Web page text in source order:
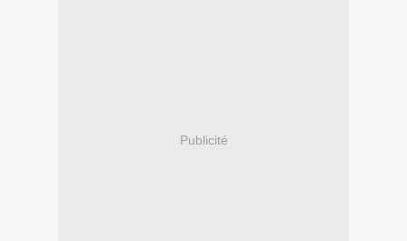
Publicité